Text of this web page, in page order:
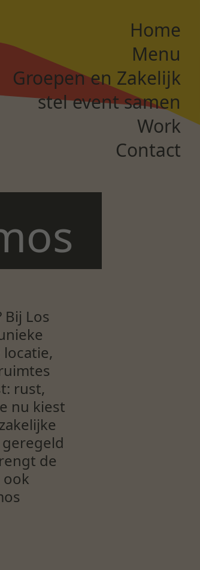
Home
Menu
Groepen en Zakelijk
stel event samen
Work
Contact
Los
rust,
nu kiest
de